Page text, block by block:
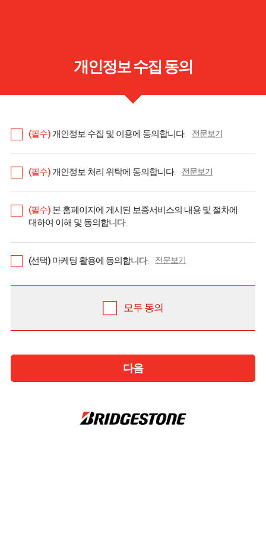
개인정보 수집 동의
(필수)개인정보 수집 및 이용에 동의합니다. 전문보기
(필수)개인정보 처리 위탁에 동의합니다. 전문보기
(필수)본 홈페이지에 게시된 보증서비스의 내용 및 절차에
대하여 이해 및 동의합니다.
(선택) 마케팅 활용에 동의합니다. 전문보기
모두 동의
다음